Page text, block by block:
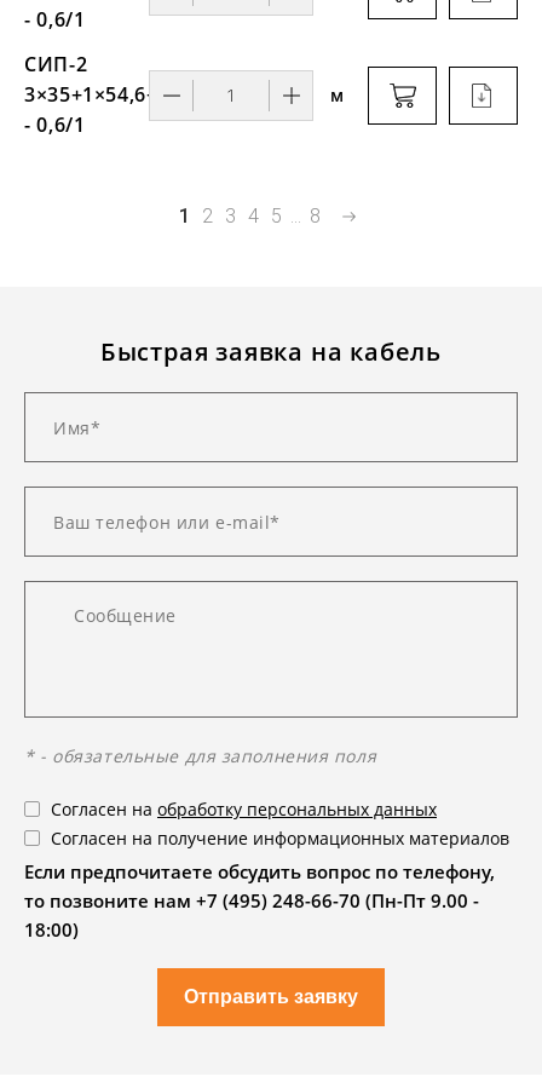
- 0,6/1
СИП-2
3×35+1×54,6+1×16
- 0,6/1
м
1 2 3 4 5 ... 8
Быстрая заявка на кабель
* - обязательные для заполнения поля
Согласен на обработку персональных данных
Согласен на получение информационных материалов
Если предпочитаете обсудить вопрос по телефону,
то позвоните нам +7 (495) 248-66-70 (Пн-Пт 9.00 -
18:00)
Отправить заявку